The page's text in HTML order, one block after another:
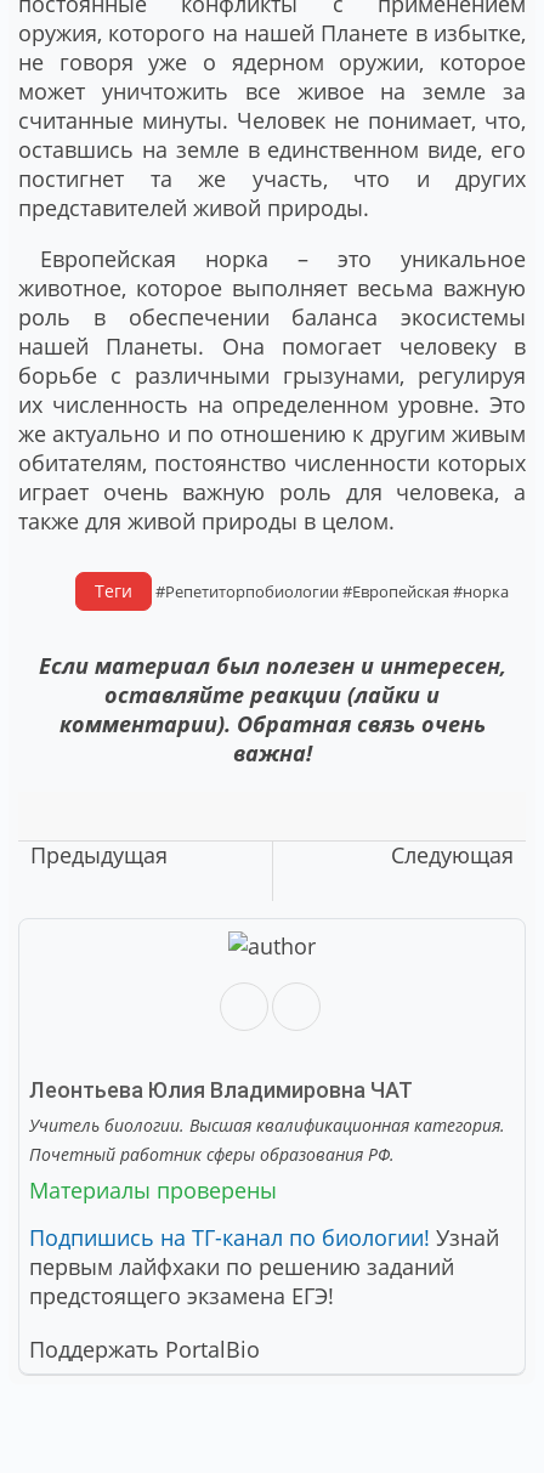
оружия, которого на нашей Планете в избытке,
не говоря уже о ядерном оружии, которое
может уничтожить все живое на земле за
считанные минуты. Человек не понимает, что,
оставшись на земле в единственном виде, его
постигнет та же участь, что и других
представителей живой природы.
Европейская норка – это уникальное
животное, которое выполняет весьма важную
роль в обеспечении баланса экосистемы
нашей Планеты. Она помогает человеку в
борьбе с различными грызунами, регулируя
их численность на определенном уровне. Это
же актуально и по отношению к другим живым
обитателям, постоянство численности которых
играет очень важную роль для человека, а
также для живой природы в целом.
Теги #Репетиторпобиологии#Европейская #норка
Если материал был полезен и интересен,
оставляйте реакции (лайки и
комментарии). Обратная связь очень
важна!
Предыдущая Следующая
Леонтьева Юлия Владимировна ЧАТ
Учитель биологии. Высшая квалификационная категория.
Почетный работник сферы образования РФ.
Материалы проверены
Подпишись на ТГ-канал по биологии! Узнай
первым лайфхаки по решению заданий
предстоящего экзамена ЕГЭ!
Поддержать PortalBio